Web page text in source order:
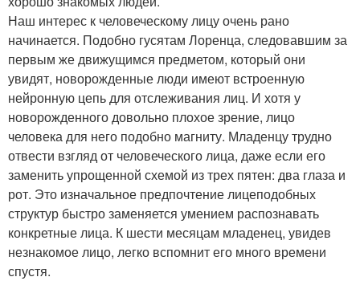
Наш интерес к человеческому лицу очень рано
начинается. Подобно гусятам Лоренца, следовавшим за
первым же движущимся предметом, который они
увидят, новорожденные люди имеют встроенную
нейронную цепь для отслеживания лиц. И хотя у
новорожденного довольно плохое зрение, лицо
человека для него подобно магниту. Младенцу трудно
отвести взгляд от человеческого лица, даже если его
заменить упрощенной схемой из трех пятен: два глаза и
рот. Это изначальное предпочтение лицеподобных
структур быстро заменяется умением распознавать
конкретные лица. К шести месяцам младенец, увидев
незнакомое лицо, легко вспомнит его много времени
спустя.